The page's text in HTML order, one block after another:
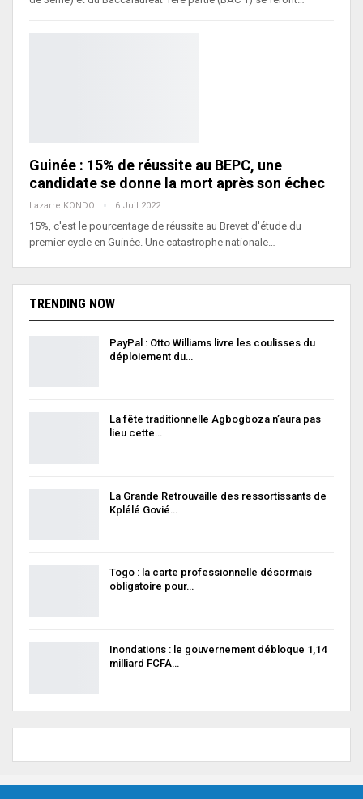
Guinée : 15% de réussite au BEPC, une
candidate se donne la mort après son échec
Lazarre KONDO 6 Juil 2022
15%, c'est le pourcentage de réussite au Brevet d'étude du
premier cycle en Guinée. Une catastrophe nationale…
TRENDING NOW
PayPal : Otto Williams livre les coulisses du
déploiement du…
La fête traditionnelle Agbogboza n’aura pas
lieu cette…
La Grande Retrouvaille des ressortissants de
Kplélé Govié…
Togo : la carte professionnelle désormais
obligatoire pour…
Inondations : le gouvernement débloque 1,14
milliard FCFA…